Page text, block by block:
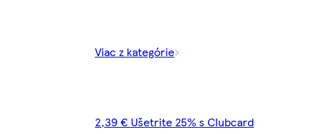
Viac z kategórie
2,39 € Ušetrite 25% s Clubcard